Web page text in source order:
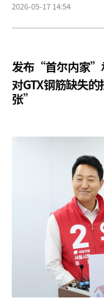
2026-05-17 14:54
发布“首尔内家”
对GTX钢筋缺失
张”